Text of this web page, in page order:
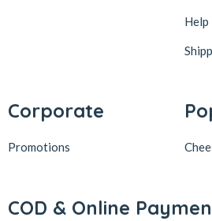
Corporate
Promotions
COD & Online